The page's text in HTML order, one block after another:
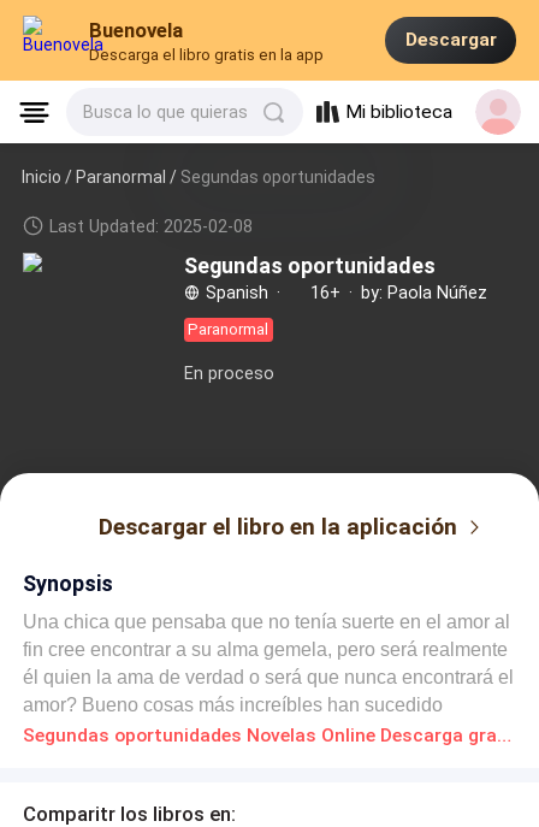
Buenovela
Descarga el libro gratis en la app
Descargar
Busca lo que quieras Mi biblioteca
Inicio /Paranormal / Segundas oportunidades
Last Updated: 2025-02-08
Segundas oportunidades
Spanish · 16+ · by: Paola Núñez
Paranormal
En proceso
Descargar el libro en la aplicación
Synopsis
Una chica que pensaba que no tenía suerte en el amor al
fin cree encontrar a su alma gemela, pero será realmente
él quien la ama de verdad o será que nunca encontrará el
amor? Bueno cosas más increíbles han sucedido
Segundas oportunidades Novelas Online Descarga gratuita de PDF
Comparitr los libros en: